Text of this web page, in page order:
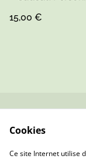
15,00 €
Cookies
Ce site Internet utilise